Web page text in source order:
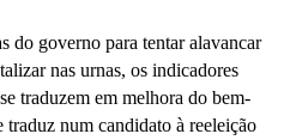
do governo para tentar alavancar
nas urnas, os indicadores
traduzem em melhora do bem-
traduz num candidato à reeleição